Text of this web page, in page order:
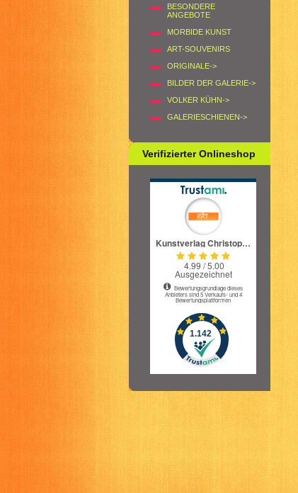
BESONDERE
ANGEBOTE
MORBIDE KUNST
ART-SOUVENIRS
ORIGINALE->
BILDER DER GALERIE->
VOLKER KÜHN->
GALERIESCHIENEN->
Verifizierter Onlineshop